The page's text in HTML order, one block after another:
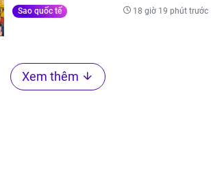
Sao quốc tế 18 giờ 19 phút trước
Xem thêm